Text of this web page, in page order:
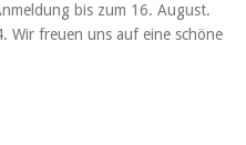
bis zum 16. August.
Wir freuen uns auf eine schöne